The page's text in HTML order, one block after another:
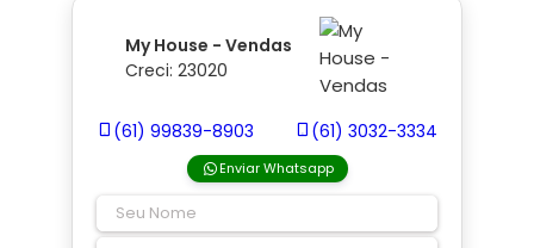
My House - Vendas
Creci: 23020
(61) 99839-8903 (61) 3032-3334
Enviar Whatsapp